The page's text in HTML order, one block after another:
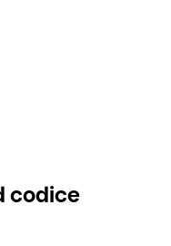
codice